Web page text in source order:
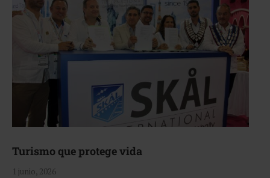
Turismo que protege vida
1 junio, 2026